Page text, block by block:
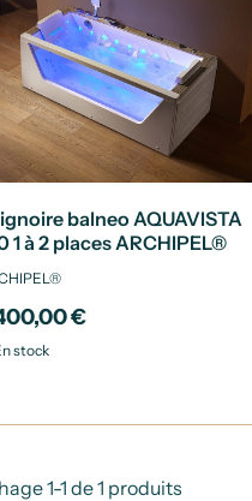
balneo AQUAVISTA
1 à 2 places ARCHIPEL®
€
stock
1-1 de 1 produits